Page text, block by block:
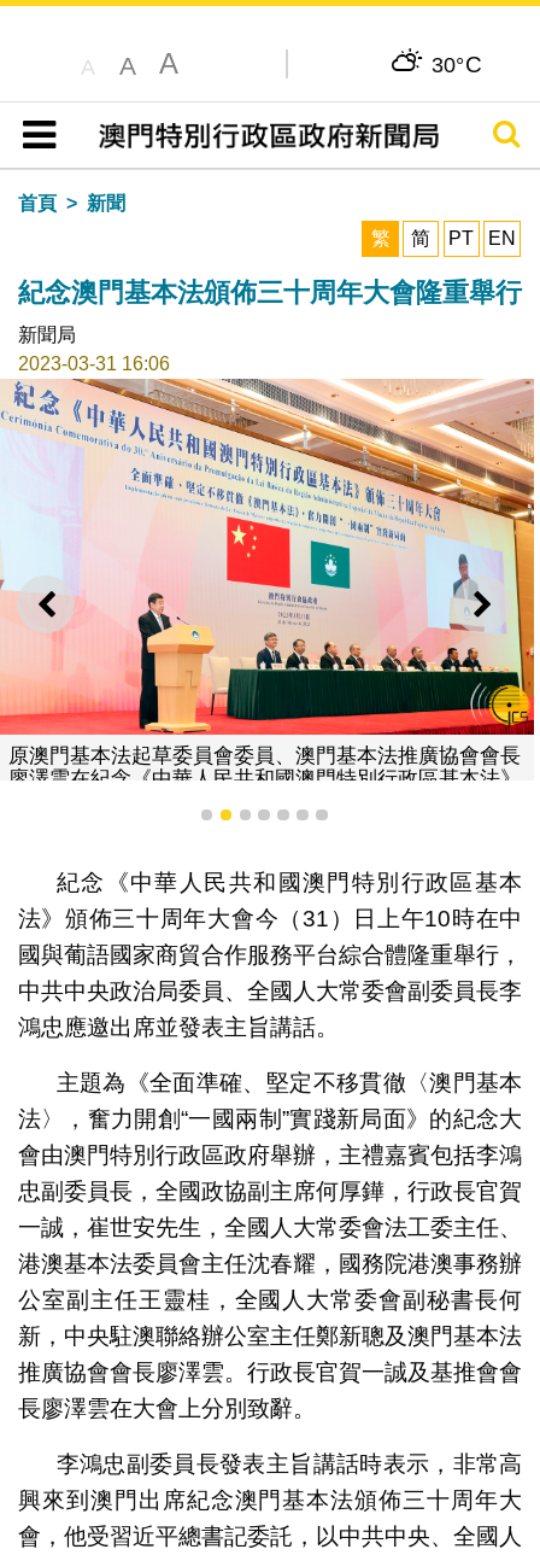
A A A 30°C
目錄
搜尋
首頁
新聞
繁
简 PT EN
紀念澳門基本法頒佈三十周年大會隆重舉行
新聞局
2023-03-31 16:06
上一則 下一
原澳門基本法起草委員會委員、澳門基本法推廣協會會長
廖澤雲在紀念《中華人民共和國澳門特別行政區基本法》
1 2 3 4 5 6 7
紀念《中華人民共和國澳門特別行政區基本
法》頒佈三十周年大會今（31）日上午10時在中
國與葡語國家商貿合作服務平台綜合體隆重舉行，
中共中央政治局委員、全國人大常委會副委員長李
鴻忠應邀出席並發表主旨講話。
主題為《全面準確、堅定不移貫徹〈澳門基本
法〉，奮力開創“一國兩制”實踐新局面》的紀念大
會由澳門特別行政區政府舉辦，主禮嘉賓包括李鴻
忠副委員長，全國政協副主席何厚鏵，行政長官賀
一誠，崔世安先生，全國人大常委會法工委主任、
港澳基本法委員會主任沈春耀，國務院港澳事務辦
公室副主任王靈桂，全國人大常委會副秘書長何
新，中央駐澳聯絡辦公室主任鄭新聰及澳門基本法
推廣協會會長廖澤雲。行政長官賀一誠及基推會會
長廖澤雲在大會上分別致辭。
李鴻忠副委員長發表主旨講話時表示，非常高
興來到澳門出席紀念澳門基本法頒佈三十周年大
會，他受習近平總書記委託，以中共中央、全國人